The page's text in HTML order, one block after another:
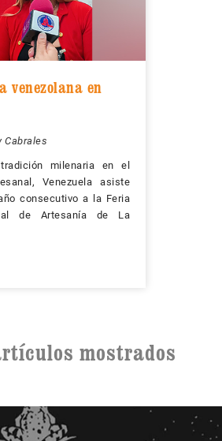
venezolana en
Cabrales
milenaria en el
Venezuela asiste
consecutivo a la Feria
de Artesanía de La
mostrados